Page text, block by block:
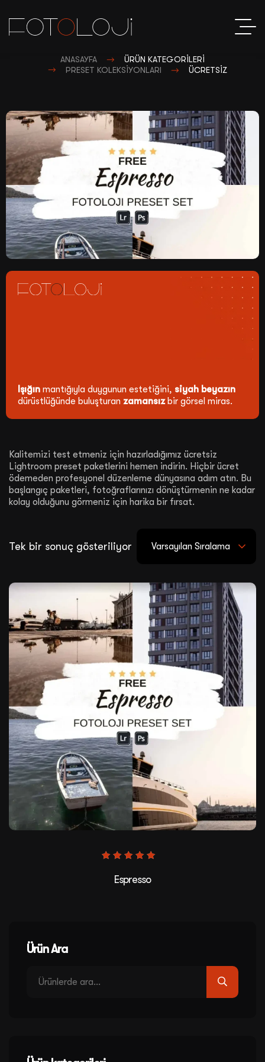
ANASAYFA
ÜRÜN KATEGORILERI
PRESET KOLEKSIYONLARI
ÜCRETSIZ
Işığın mantığıyla duygunun estetiğini, siyah beyazın
dürüstlüğünde buluşturan zamansızbir görsel miras.
Kalitemizi test etmeniz için hazırladığımız ücretsiz
Lightroom preset paketlerini hemen indirin. Hiçbir ücret
ödemeden profesyonel düzenleme dünyasına adım atın. Bu
başlangıç paketleri, fotoğraflarınızı dönüştürmenin ne kadar
kolay olduğunu görmeniz için harika bir fırsat.
Tek bir sonuç gösteriliyor Varsayılan Sıralama
üzerinden
5.00
Espresso
Ürün Ara